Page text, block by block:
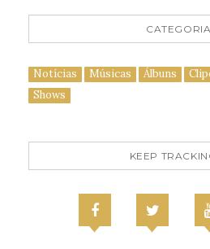
Notícias Músicas Álbuns
Shows
KEEP